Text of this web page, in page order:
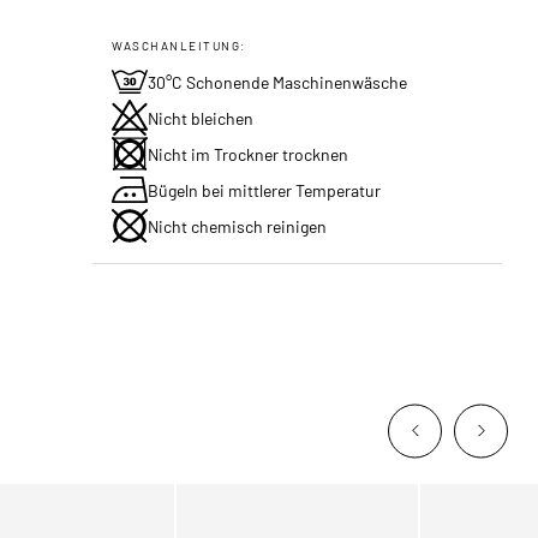
WASCHANLEITUNG:
30°C Schonende Maschinenwäsche
Nicht bleichen
Nicht im Trockner trocknen
Bügeln bei mittlerer Temperatur
Nicht chemisch reinigen